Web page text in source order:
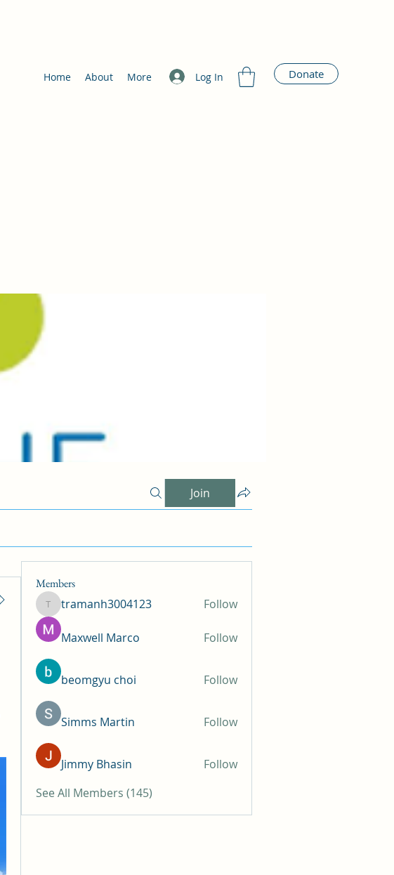
Log In
Home About More Donate
Join
Members
tramanh3004123
tramanh3004123 Follow
Maxwell Marco Follow
beomgyu choi Follow
Simms Martin Follow
Jimmy Bhasin
Follow
See All Members (145)